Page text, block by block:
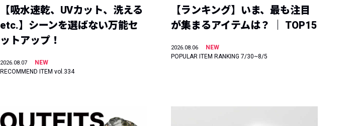
【吸水速乾、UVカット、洗える
etc.】シーンを選ばない万能セ
ットアップ！
2026.08.07
NEW
RECOMMEND ITEM vol.334
【ランキング】いま、最も注目
が集まるアイテムは？ ｜ TOP15
2026.08.06
NEW
POPULAR ITEM RANKING 7/30~8/5